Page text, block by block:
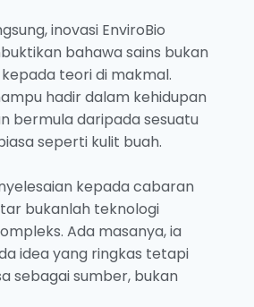
inovasi EnviroBio
bahawa sains bukan
teori di makmal.
hadir dalam kehidupan
bermula daripada sesuatu
seperti kulit buah.
kepada cabaran
bukanlah teknologi
Ada masanya, ia
idea yang ringkas tetapi
sebagai sumber, bukan